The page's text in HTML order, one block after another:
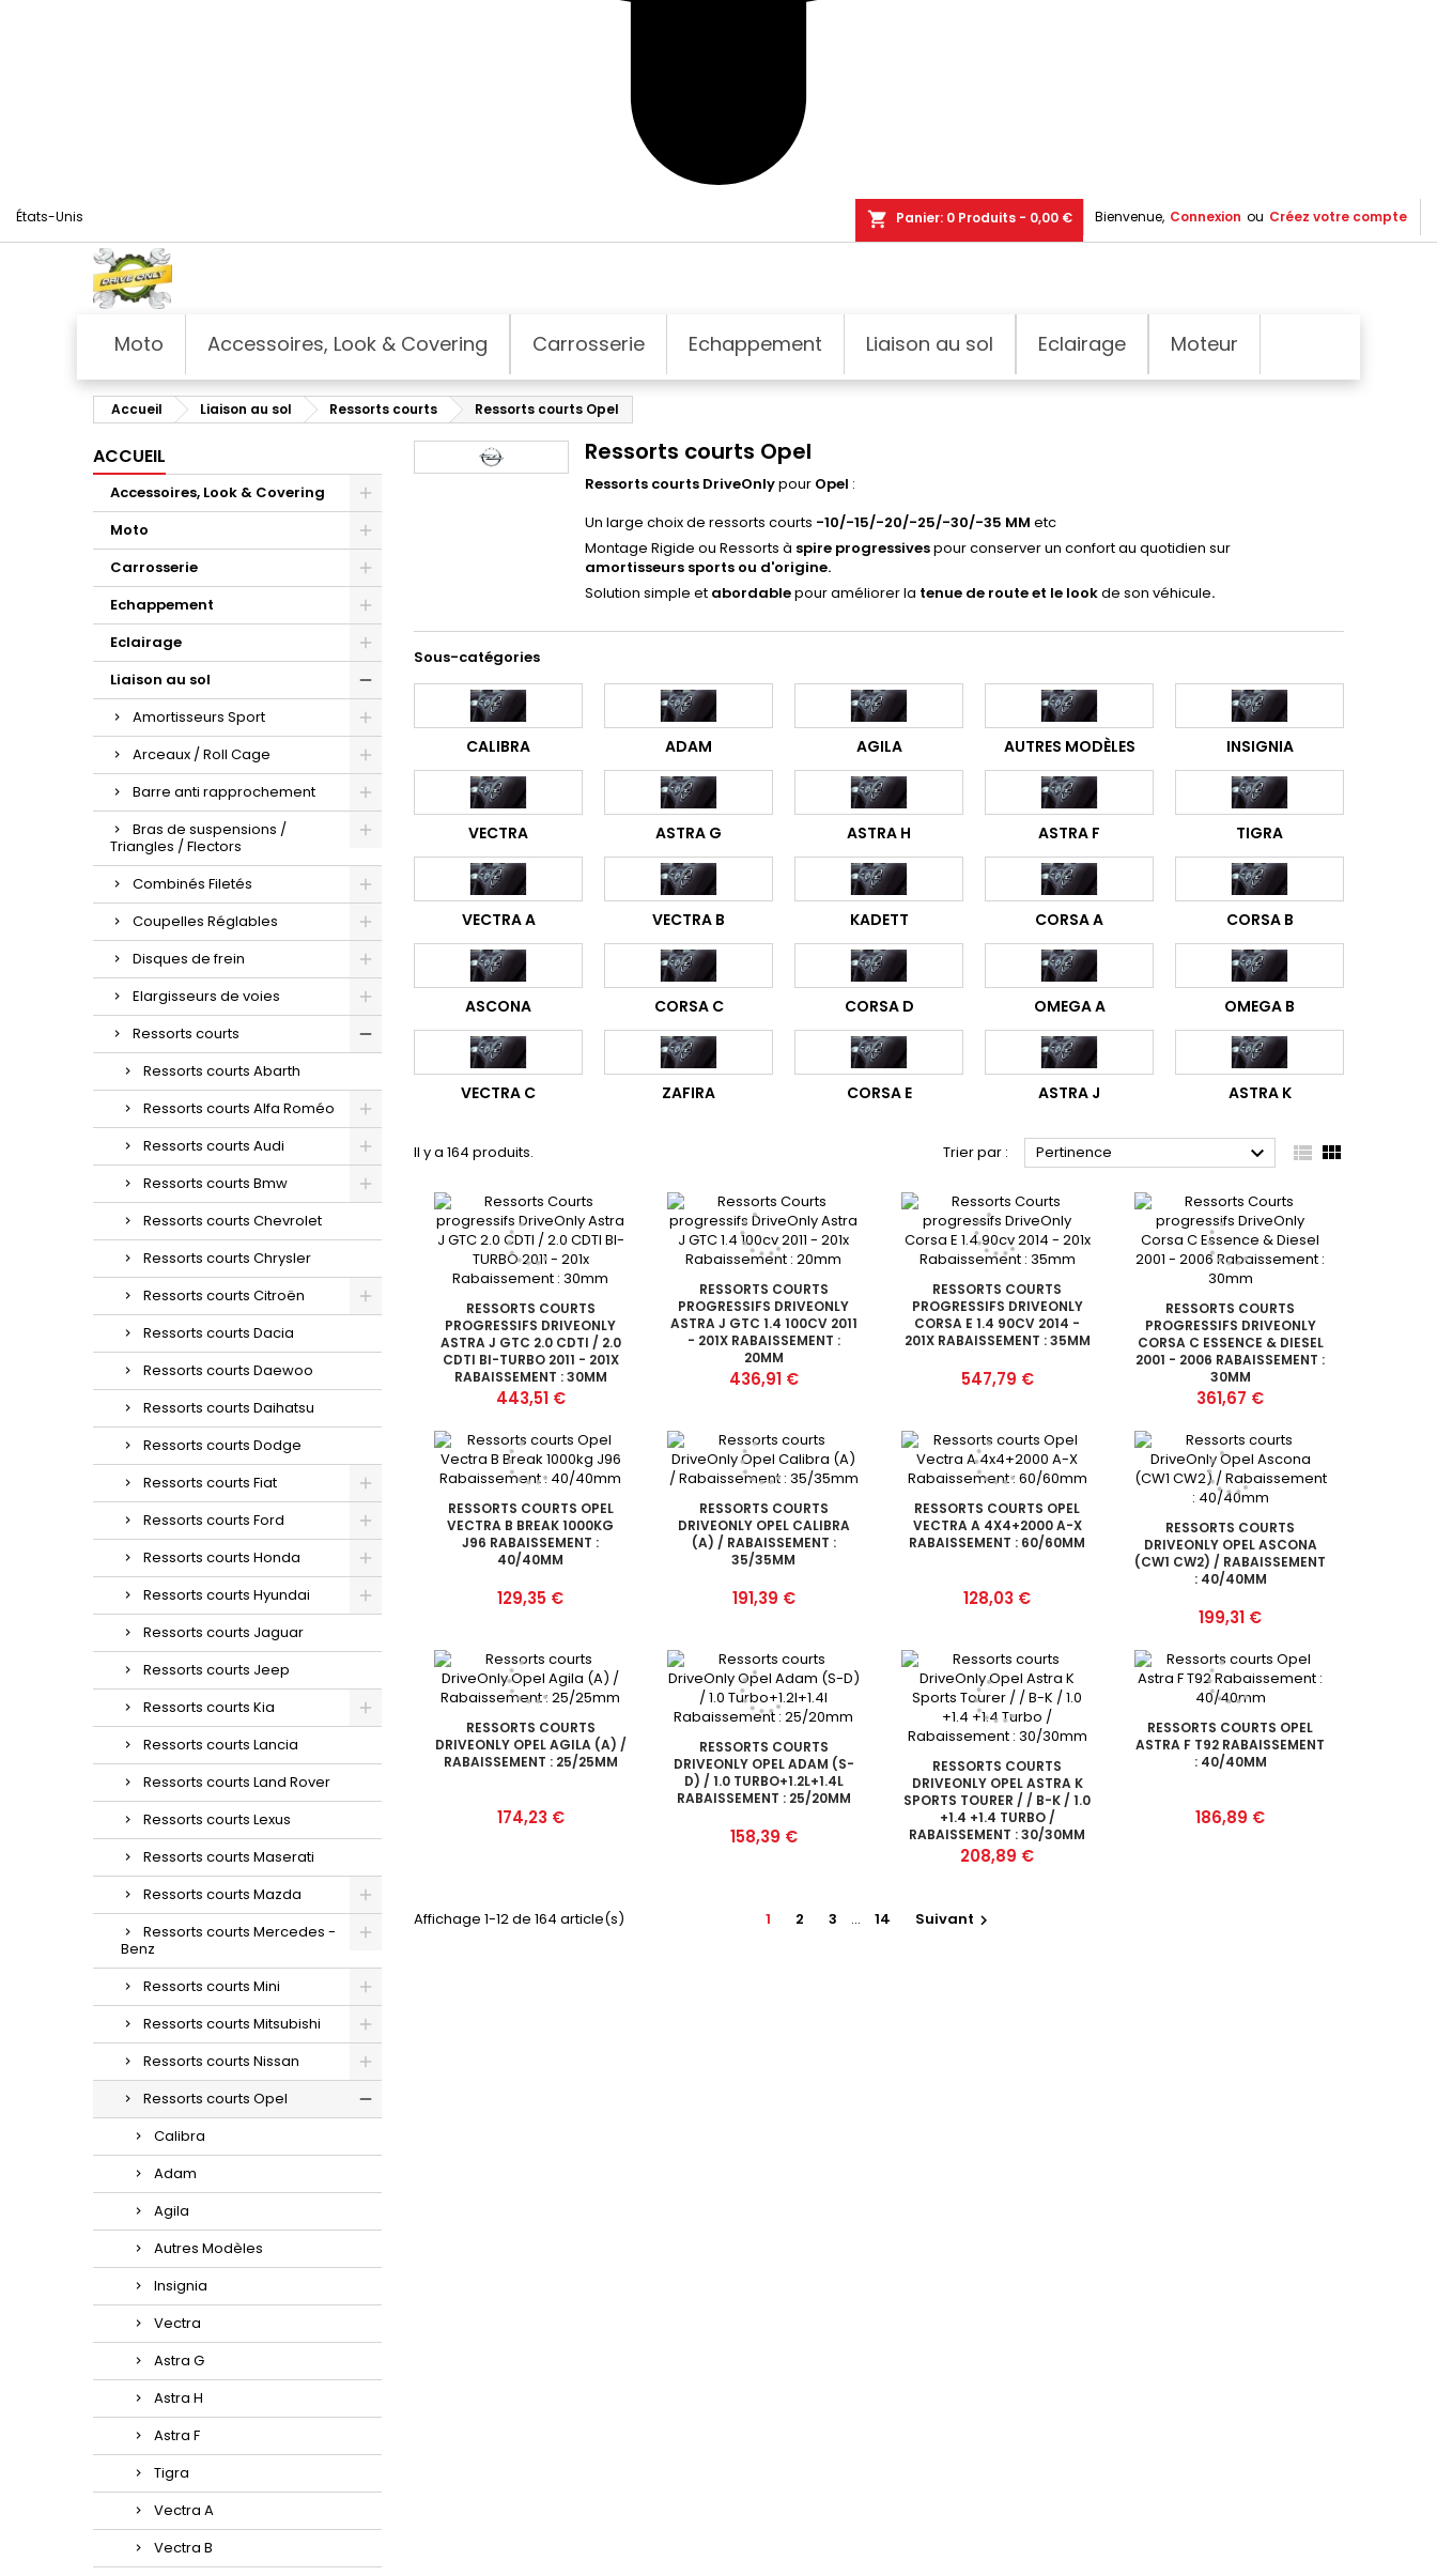
États-Unis Bienvenue, Connexion ou Créez votre compte
shopping_cart Panier: 0 Produits - 0,00 €
Moto Accessoires, Look & Covering Carrosserie Echappement Liaison au sol Eclairage Moteur
Accueil Liaison au sol Ressorts courts Ressorts courts Opel
ACCUEIL
Accessoires, Look & Covering
Moto
Carrosserie
Echappement
Eclairage
Liaison au sol
Amortisseurs Sport
Arceaux / Roll Cage
Barre anti rapprochement
Bras de suspensions /
Triangles / Flectors
Combinés Filetés
Coupelles Réglables
Disques de frein
Elargisseurs de voies
Ressorts courts
Ressorts courts Abarth
Ressorts courts Alfa Roméo
Ressorts courts Audi
Ressorts courts Bmw
Ressorts courts Chevrolet
Ressorts courts Chrysler
Ressorts courts Citroën
Ressorts courts Dacia
Ressorts courts Daewoo
Ressorts courts Daihatsu
Ressorts courts Dodge
Ressorts courts Fiat
Ressorts courts Ford
Ressorts courts Honda
Ressorts courts Hyundai
Ressorts courts Jaguar
Ressorts courts Jeep
Ressorts courts Kia
Ressorts courts Lancia
Ressorts courts Land Rover
Ressorts courts Lexus
Ressorts courts Maserati
Ressorts courts Mazda
Ressorts courts Mercedes -
Benz
Ressorts courts Mini
Ressorts courts Mitsubishi
Ressorts courts Nissan
Ressorts courts Opel
Calibra
Adam
Agila
Autres Modèles
Insignia
Vectra
Astra G
Astra H
Astra F
Tigra
Vectra A
Vectra B
Ressorts courts Opel
Ressorts courts DriveOnlypour Opel :
Un large choix de ressorts courts -10/-15/-20/-25/-30/-35 MM etc
Montage Rigide ou Ressorts à spire progressivespour conserver un confort au quotidien sur
amortisseurs sports ou d'origine.
Solution simple et abordablepour améliorer la tenue de route et le lookde son véhicule.
Sous-catégories
CALIBRA ADAM AGILA AUTRES MODÈLES INSIGNIA
VECTRA ASTRA G ASTRA H ASTRA F TIGRA
VECTRA A VECTRA B KADETT CORSA A CORSA B
ASCONA CORSA C CORSA D OMEGA A OMEGA B
VECTRA C ZAFIRA CORSA E ASTRA J ASTRA K
Il y a 164 produits. Trier par : Pertinence   
RESSORTS COURTS
PROGRESSIFS DRIVEONLY
ASTRA J GTC 2.0 CDTI / 2.0
CDTI BI-TURBO 2011 - 201X
RABAISSEMENT : 30MM
Prix
443,51 €
RESSORTS COURTS
PROGRESSIFS DRIVEONLY
ASTRA J GTC 1.4 100CV 2011
- 201X RABAISSEMENT :
20MM
Prix
436,91 €
RESSORTS COURTS
PROGRESSIFS DRIVEONLY
CORSA E 1.4 90CV 2014 -
201X RABAISSEMENT : 35MM
Prix
547,79 €
RESSORTS COURTS
PROGRESSIFS DRIVEONLY
CORSA C ESSENCE & DIESEL
2001 - 2006 RABAISSEMENT :
30MM
Prix
361,67 €
RESSORTS COURTS OPEL
VECTRA B BREAK 1000KG
J96 RABAISSEMENT :
40/40MM
Prix
129,35 €
RESSORTS COURTS
DRIVEONLY OPEL CALIBRA
(A) / RABAISSEMENT :
35/35MM
Prix
191,39 €
RESSORTS COURTS OPEL
VECTRA A 4X4+2000 A-X
RABAISSEMENT : 60/60MM
Prix
128,03 €
RESSORTS COURTS
DRIVEONLY OPEL ASCONA
(CW1 CW2) / RABAISSEMENT
: 40/40MM
Prix
199,31 €
RESSORTS COURTS
DRIVEONLY OPEL AGILA (A) /
RABAISSEMENT : 25/25MM
Prix
174,23 €
RESSORTS COURTS
DRIVEONLY OPEL ADAM (S-
D) / 1.0 TURBO+1.2L+1.4L
RABAISSEMENT : 25/20MM
Prix
158,39 €
RESSORTS COURTS
DRIVEONLY OPEL ASTRA K
SPORTS TOURER / / B-K / 1.0
+1.4 +1.4 TURBO /
RABAISSEMENT : 30/30MM
Prix
208,89 €
RESSORTS COURTS OPEL
ASTRA F T92 RABAISSEMENT
: 40/40MM
Prix
186,89 €
Affichage 1-12 de 164 article(s) 1 2 3 … 14 Suivant 